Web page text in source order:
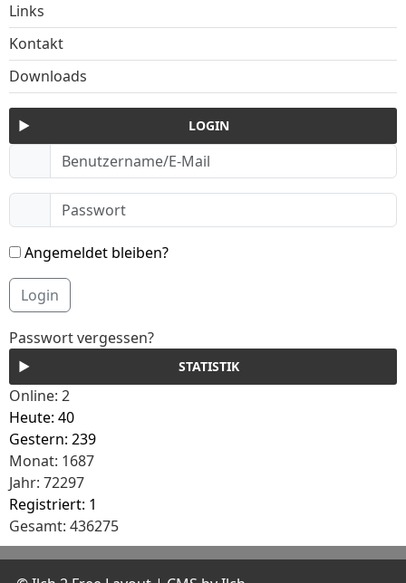
Links
Kontakt
Downloads
LOGIN
Angemeldet bleiben?
Login
Passwort vergessen?
STATISTIK
Online: 2
Heute: 40
Gestern: 239
Monat: 1687
Jahr: 72297
Registriert: 1
Gesamt: 436275